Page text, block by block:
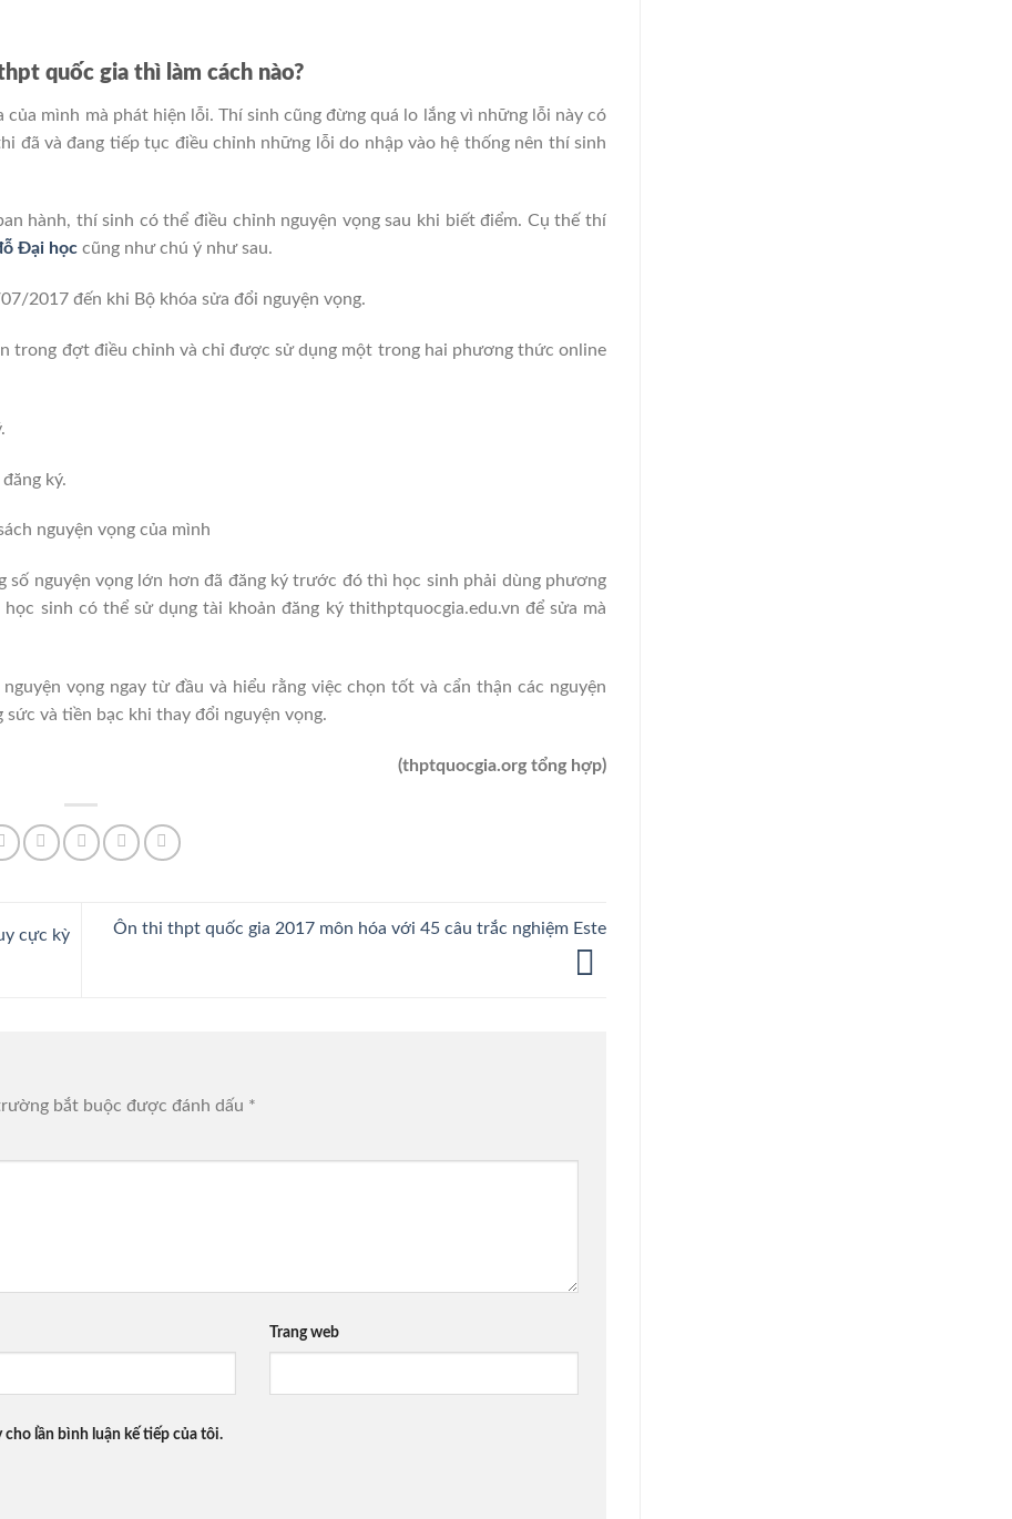
quốc gia thì làm cách nào?
mình mà phát hiện lỗi. Thí sinh cũng đừng quá lo lắng vì những lỗi này có
đã và đang tiếp tục điều chỉnh những lỗi do nhập vào hệ thống nên thí sinh
hành, thí sinh có thể điều chỉnh nguyện vọng sau khi biết điểm. Cụ thế thí
Đại học cũng như chú ý như sau.
2017 đến khi Bộ khóa sửa đổi nguyện vọng.
trong đợt điều chỉnh và chỉ được sử dụng một trong hai phương thức online
ký.
nguyện vọng của mình
số nguyện vọng lớn hơn đã đăng ký trước đó thì học sinh phải dùng phương
sinh có thể sử dụng tài khoản đăng ký thithptquocgia.edu.vn để sửa mà
vọng ngay từ đầu và hiểu rằng việc chọn tốt và cẩn thận các nguyện
và tiền bạc khi thay đổi nguyện vọng.
(thptquocgia.org tổng hợp)
cực kỳ
Ôn thi thpt quốc gia 2017 môn hóa với 45 câu trắc nghiệm Este
bắt buộc được đánh dấu *
Trang web
lần bình luận kế tiếp của tôi.